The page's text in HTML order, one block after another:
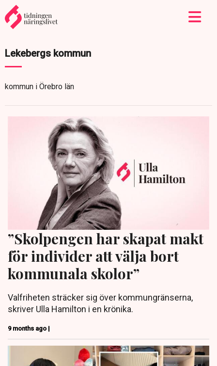
Lekebergs kommun
kommun i Örebro län
”Skolpengen har skapat makt
för individer att välja bort
kommunala skolor”
Valfriheten sträcker sig över kommungränserna,
skriver Ulla Hamilton i en krönika.
9 months ago |